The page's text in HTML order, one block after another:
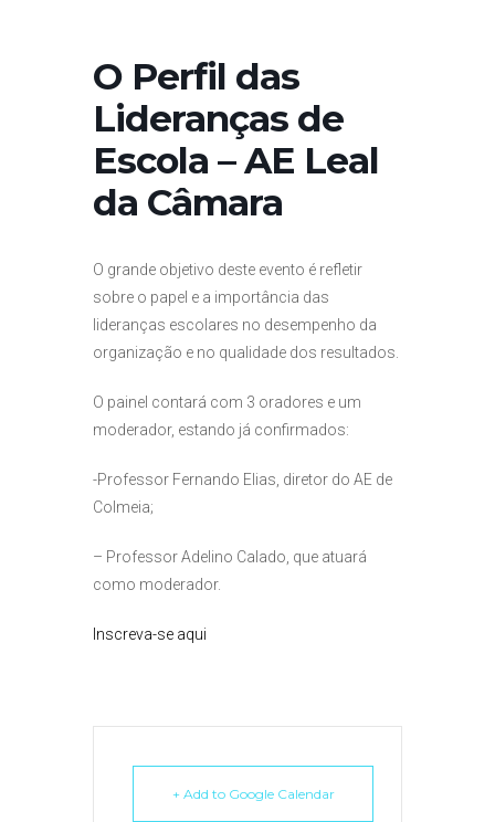
O Perfil das
Lideranças de
Escola – AE Leal
da Câmara
O grande objetivo deste evento é refletir
sobre o papel e a importância das
lideranças escolares no desempenho da
organização e no qualidade dos resultados.
O painel contará com 3 oradores e um
moderador, estando já confirmados:
-Professor Fernando Elias, diretor do AE de
Colmeia;
– Professor Adelino Calado, que atuará
como moderador.
Inscreva-se aqui
+ Add to Google Calendar